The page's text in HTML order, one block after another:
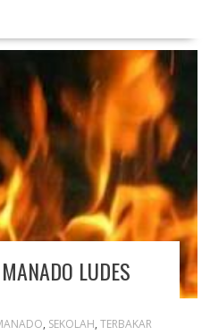
LUDES
, SEKOLAH, TERBAKAR